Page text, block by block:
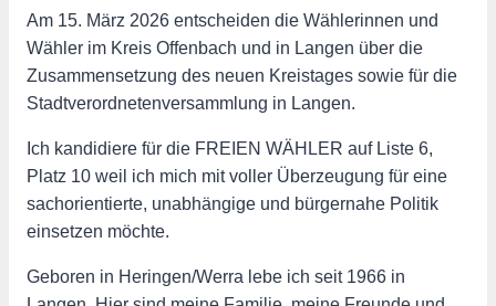
Am 15. März 2026 entscheiden die Wählerinnen und
Wähler im Kreis Offenbach und in Langen über die
Zusammensetzung des neuen Kreistages sowie für die
Stadtverordnetenversammlung in Langen.
Ich kandidiere für die FREIEN WÄHLER auf Liste 6,
Platz 10 weil ich mich mit voller Überzeugung für eine
sachorientierte, unabhängige und bürgernahe Politik
einsetzen möchte.
Geboren in Heringen/Werra lebe ich seit 1966 in